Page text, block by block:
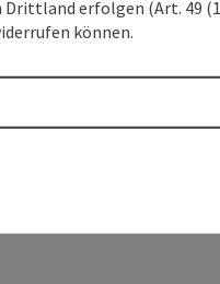
erfolgen (Art. 49
können.